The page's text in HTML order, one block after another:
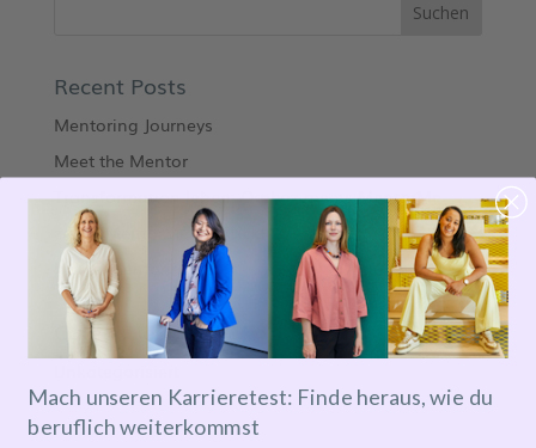
Recent Posts
Mentoring Journeys
Meet the Mentor
Transformation leben: Orphoz meets MentorMe
zeb & MentorMe: Entwicklung neu gedacht
Inside Mentoring
Categories
Mach unseren Karrieretest: Finde heraus, wie du
beruflich weiterkommst